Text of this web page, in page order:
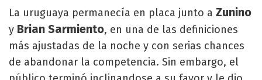
La uruguaya permanecía en placa junto a Zunino
y Brian Sarmiento, en una de las definiciones
más ajustadas de la noche y con serias chances
de abandonar la competencia. Sin embargo, el